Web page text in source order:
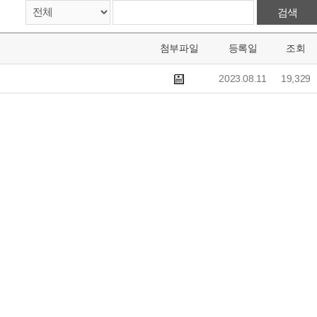
검색
첨부파일 등록일 조회
2023.08.11 19,329